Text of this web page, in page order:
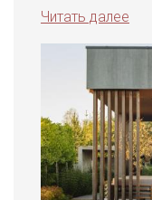
Читать далее